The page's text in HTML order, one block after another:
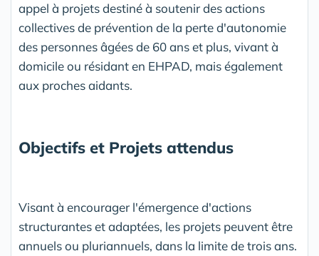
appel à projets destiné à soutenir des actions
collectives de prévention de la perte d'autonomie
des personnes âgées de 60 ans et plus, vivant à
domicile ou résidant en EHPAD, mais également
aux proches aidants.
Objectifs et Projets attendus
Visant à encourager l'émergence d'actions
structurantes et adaptées, les projets peuvent être
annuels ou pluriannuels, dans la limite de trois ans.